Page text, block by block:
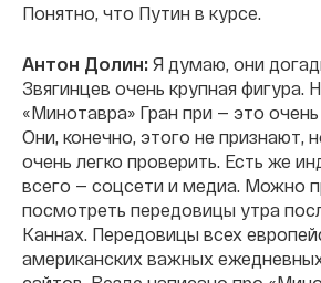
Понятно, что Путин в курсе.
Антон Долин: Я думаю, они
Звягинцев очень крупная фигура.
«Минотавра» Гран при — это
Они, конечно, этого не признают,
очень легко проверить. Есть же
всего — соцсети и медиа. Можно
посмотреть передовицы утра
Каннах. Передовицы всех
американских важных